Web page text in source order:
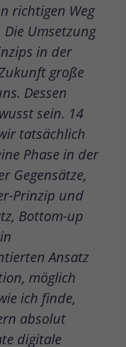
richtigen Weg
Umsetzung
in der
große
Dessen
sein. 14
tatsächlich
Phase in der
Gegensätze,
Prinzip und
Bottom-up
Ansatz
möglich
ich finde,
absolut
digitale